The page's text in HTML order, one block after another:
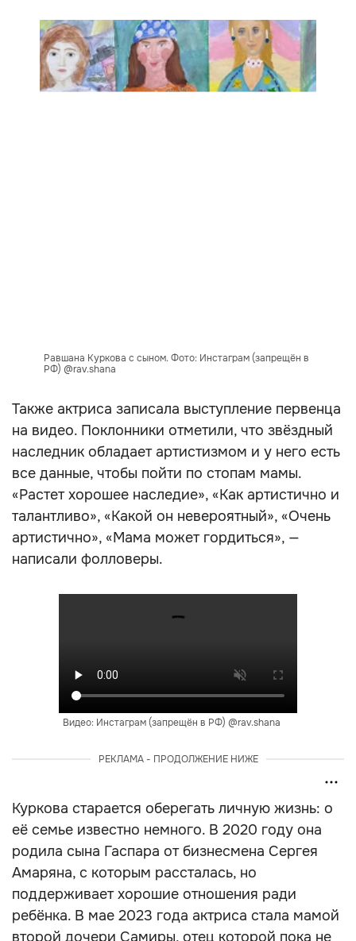
Равшана Куркова с сыном. Фото: Инстаграм (запрещён в
РФ) @rav.shana
Также актриса записала выступление первенца
на видео. Поклонники отметили, что звёздный
наследник обладает артистизмом и у него есть
все данные, чтобы пойти по стопам мамы.
«Растет хорошее наследие», «Как артистично и
талантливо», «Какой он невероятный», «Очень
артистично», «Мама может гордиться», —
написали фолловеры.
Видео: Инстаграм (запрещён в РФ) @rav.shana
РЕКЛАМА - ПРОДОЛЖЕНИЕ НИЖЕ
Куркова старается оберегать личную жизнь: о
её семье известно немного. В 2020 году она
родила сына Гаспара от бизнесмена Сергея
Амаряна, с которым рассталась, но
поддерживает хорошие отношения ради
ребёнка. В мае 2023 года актриса стала мамой
второй дочери Самиры, отец которой пока не